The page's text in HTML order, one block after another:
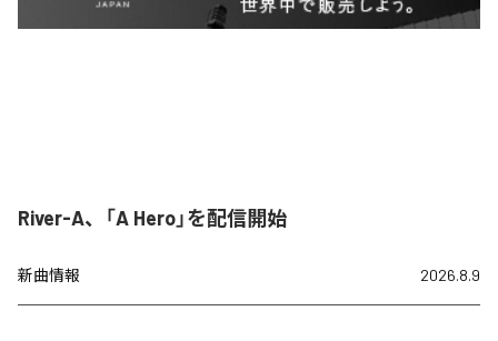
River-A、「A Hero」を配信開始
新曲情報 2026.8.9